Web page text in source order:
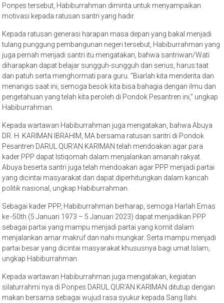
Ponpes tersebut, Habiburrahman diminta untuk menyampaikan
motivasi kepada ratusan santri yang hadir.
Kepada ratusan generasi harapan masa depan yang bakal menjadi
tulang punggung pembangunan negeri tersebut, Habiburrahman yang
juga pernah menjadi santri itu mengatakan, bahwa santriwan/Wati
diharapkan dapat belajar sungguh-sungguh dan serius, harus taat
dan patuh serta menghormati para guru. “Biarlah kita menderita dan
menangis saat ini, semoga besok kita bisa bahagia dengan ilmu dan
pengetahuan yang telah kita peroleh di Pondok Pesantren ini,” ungkap
Habiburrahman.
Kepada wartawan Habiburrahman juga mengatakan, bahwa Abuya
DR. H. KARIMAN IBRAHIM, MA bersama ratusan santri di Pondok
Pesantren DARUL QUR’AN KARIMAN telah mendoakan agar para
kader PPP dapat Istiqomah dalam menjalankan amanah rakyat.
Abuya beserta santri juga telah mendoakan agar PPP menjadi partai
yang dicintai masyarakat dan dapat diperhitungkan dalam kancah
politik nasional, ungkap Habiburrahman.
Sebagai kader PPP, Habiburrahman berharap, semoga Harlah Emas
ke -50th (5 Januari 1973 – 5 Januari 2023) dapat menjadikan PPP
sebagai partai yang mampu menjadi partai yang komit dalam
menjalankan amar makruf dan nahi mungkar. Serta mampu menjadi
partai besar yang dicintai masyarakat khususnya bagi umat Islam,
ungkap Habiburrahman.
Kepada wartawan Habiburrahman juga mengatakan, kegiatan
silaturrahmi nya di Ponpes DARUL QUR’AN KARIMAN ditutup dengan
makan bersama sebagai wujud rasa syukur kepada Sang Ilahi.